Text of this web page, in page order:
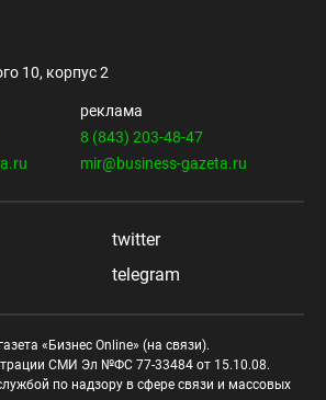
10, корпус 2
реклама
8 (843) 203-48-47
mir@business-gazeta.ru
twitter
telegram
«Бизнес Online» (на связи).
СМИ Эл №ФС 77-33484 от 15.10.08.
по надзору в сфере связи и массовых